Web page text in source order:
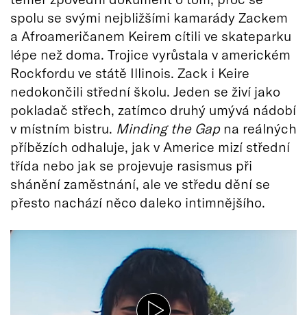
spolu se svými nejbližšími kamarády Zackem
a Afroameričanem Keirem cítili ve skateparku
lépe než doma. Trojice vyrůstala v americkém
Rockfordu ve státě Illinois. Zack i Keire
nedokončili střední školu. Jeden se živí jako
pokladač střech, zatímco druhý umývá nádobí
v místním bistru. Minding the Gapna reálných
příbězích odhaluje, jak v Americe mizí střední
třída nebo jak se projevuje rasismus při
shánění zaměstnání, ale ve středu dění se
přesto nachází něco daleko intimnějšího.